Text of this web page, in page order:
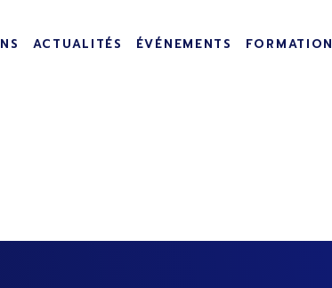
ACTUALITÉS ÉVÉNEMENTS FORMATION